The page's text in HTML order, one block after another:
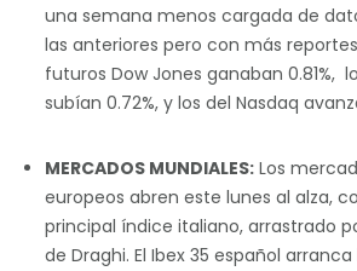
una semana menos cargada de
las anteriores pero con más
futuros Dow Jones ganaban 0.81%,
subían 0.72%, y los del Nasdaq
MERCADOS MUNDIALES: Los
europeos abren este lunes al alza,
principal índice italiano, arrastrado
de Draghi. El Ibex 35 español